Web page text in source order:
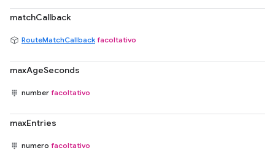
matchCallback
RouteMatchCallback facoltativo
maxAgeSeconds
number facoltativo
maxEntries
numero facoltativo